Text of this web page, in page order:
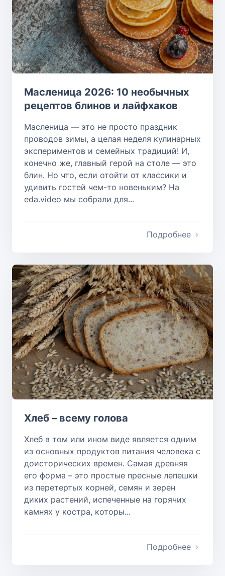
Масленица 2026: 10 необычных
рецептов блинов и лайфхаков
Масленица — это не просто праздник
проводов зимы, а целая неделя кулинарных
экспериментов и семейных традиций! И,
конечно же, главный герой на столе — это
блин. Но что, если отойти от классики и
удивить гостей чем-то новеньким? На
eda.video мы собрали для...
Подробнее
Хлеб – всему голова
Хлеб в том или ином виде является одним
из основных продуктов питания человека с
доисторических времен. Самая древняя
его форма – это простые пресные лепешки
из перетертых корней, семян и зерен
диких растений, испеченные на горячих
камнях у костра, которы...
Подробнее